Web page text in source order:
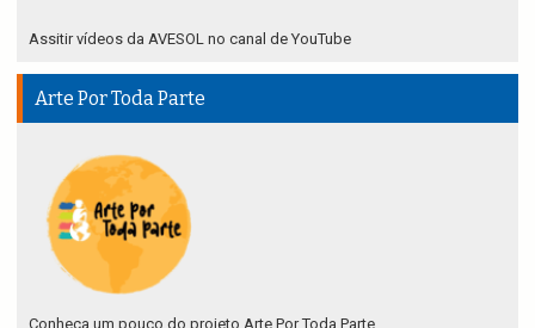
Assitir vídeos da AVESOL no canal de YouTube
Arte Por Toda Parte
Conheça um pouco do projeto Arte Por Toda Parte